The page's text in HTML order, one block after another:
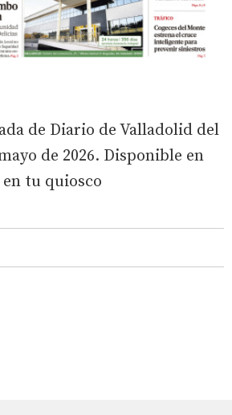
de Diario de Valladolid del
de 2026. Disponible en
tu quiosco